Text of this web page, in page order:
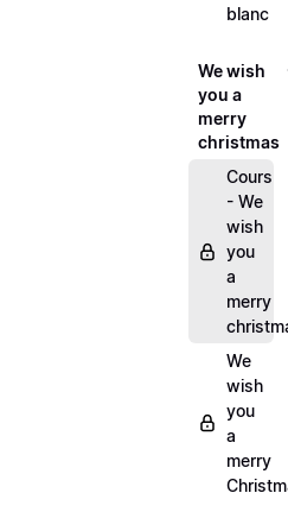
blanc
We wish
you a
merry
christmas
Cours
- We
wish
you
a
merry
We
wish
you
a
merry